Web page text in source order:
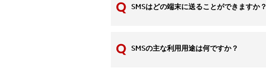
SMSはどの端末に送ることができますか？
SMSの主な利用用途は何ですか？